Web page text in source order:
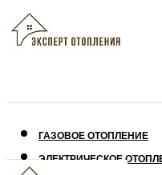
ГАЗОВОЕ ОТОПЛЕНИЕ
ЭЛЕКТРИЧЕСКОЕ